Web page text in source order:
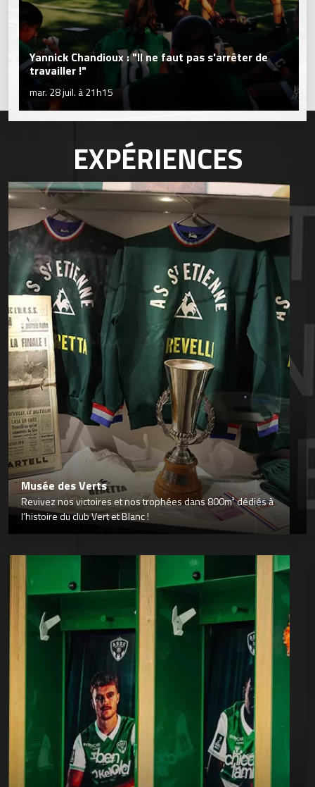
Yannick Chandioux : "Il ne faut pas s'arrêter de
travailler !"
mar. 28 juil. à 21h15
EXPÉRIENCES
Musée des Verts
Revivez nos victoires et nos trophées dans 800m² dédiés à
l’histoire du club Vert et Blanc !